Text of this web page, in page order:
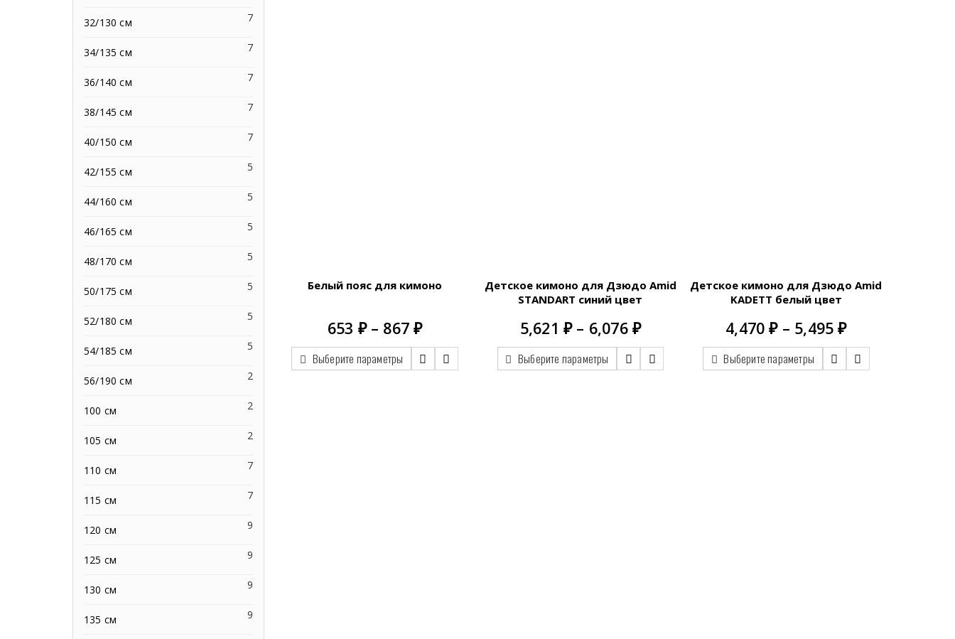
Белый пояс для кимоно
653 ₽ – 867 ₽Диапазон
цен:
653.00 ₽
–
Выберите параметры
Детское кимоно для Дзюдо Amid
STANDART синий цвет
5,621 ₽ – 6,076 ₽Диапазон
цен:
5,621.00 ₽
–
Выберите параметры
Детское кимоно для Дзюдо Amid
KADETT белый цвет
4,470 ₽ – 5,495 ₽Диапазон
цен:
4,470.00 ₽
–
Выберите параметры
32/130 см 7
34/135 см 7
36/140 см 7
38/145 см 7
40/150 см 7
42/155 см 5
44/160 см 5
46/165 см 5
48/170 см 5
50/175 см 5
52/180 см 5
54/185 см 5
56/190 см 2
100 см 2
105 см 2
110 см 7
115 см 7
120 см 9
125 см 9
130 см 9
135 см 9